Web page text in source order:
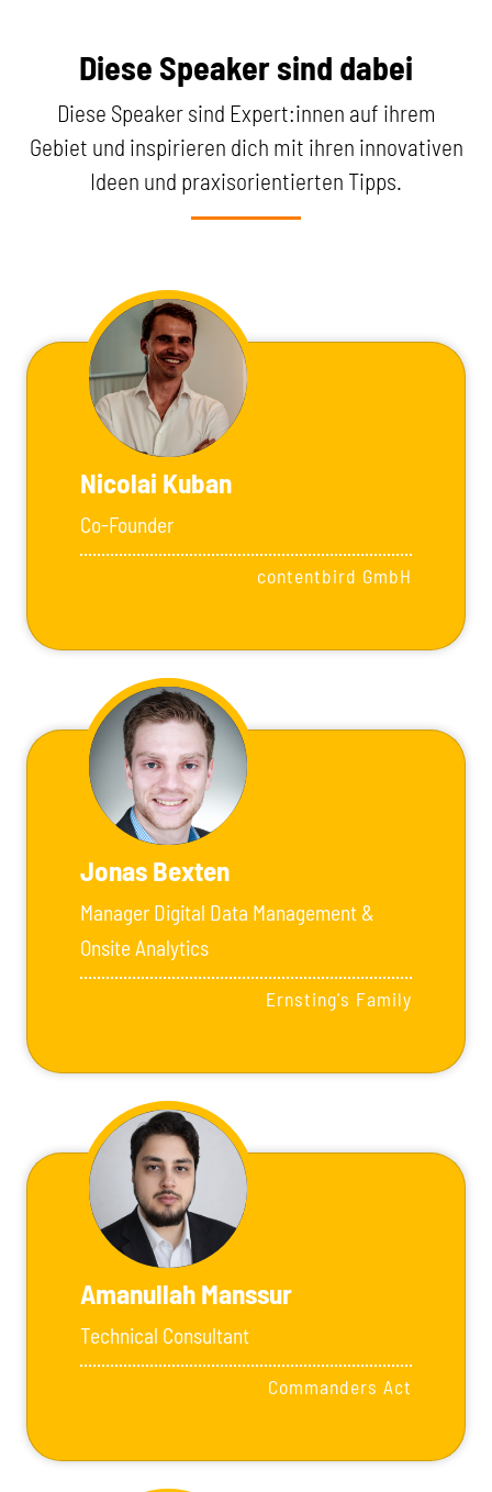
Diese Speaker sind dabei
Diese Speaker sind Expert:innen auf ihrem
Gebiet und inspirieren dich mit ihren innovativen
Ideen und praxisorientierten Tipps.
Nicolai Kuban
Co-Founder
contentbird GmbH
Jonas Bexten
Manager Digital Data Management &
Onsite Analytics
Ernsting's Family
Amanullah Manssur
Technical Consultant
Commanders Act